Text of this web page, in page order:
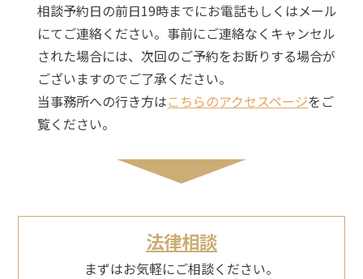
相談予約日の前日19時までにお電話もしくはメール
にてご連絡ください。事前にご連絡なくキャンセル
された場合には、次回のご予約をお断りする場合が
ございますのでご了承ください。
当事務所への行き方はこちらのアクセスページをご
覧ください。
法律相談
まずはお気軽にご相談ください。